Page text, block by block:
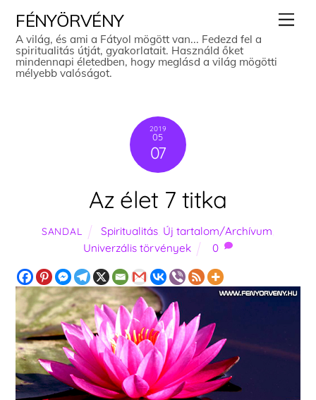
content
FÉNYÖRVÉNY
A világ, és ami a Fátyol mögött van... Fedezd fel a
spiritualitás útját, gyakorlatait. Használd őket
mindennapi életedben, hogy meglásd a világ mögötti
mélyebb valóságot.
2019
05
07
Az élet 7 titka
SANDAL Spiritualitás, Új tartalom/Archívum
Univerzális törvények
0